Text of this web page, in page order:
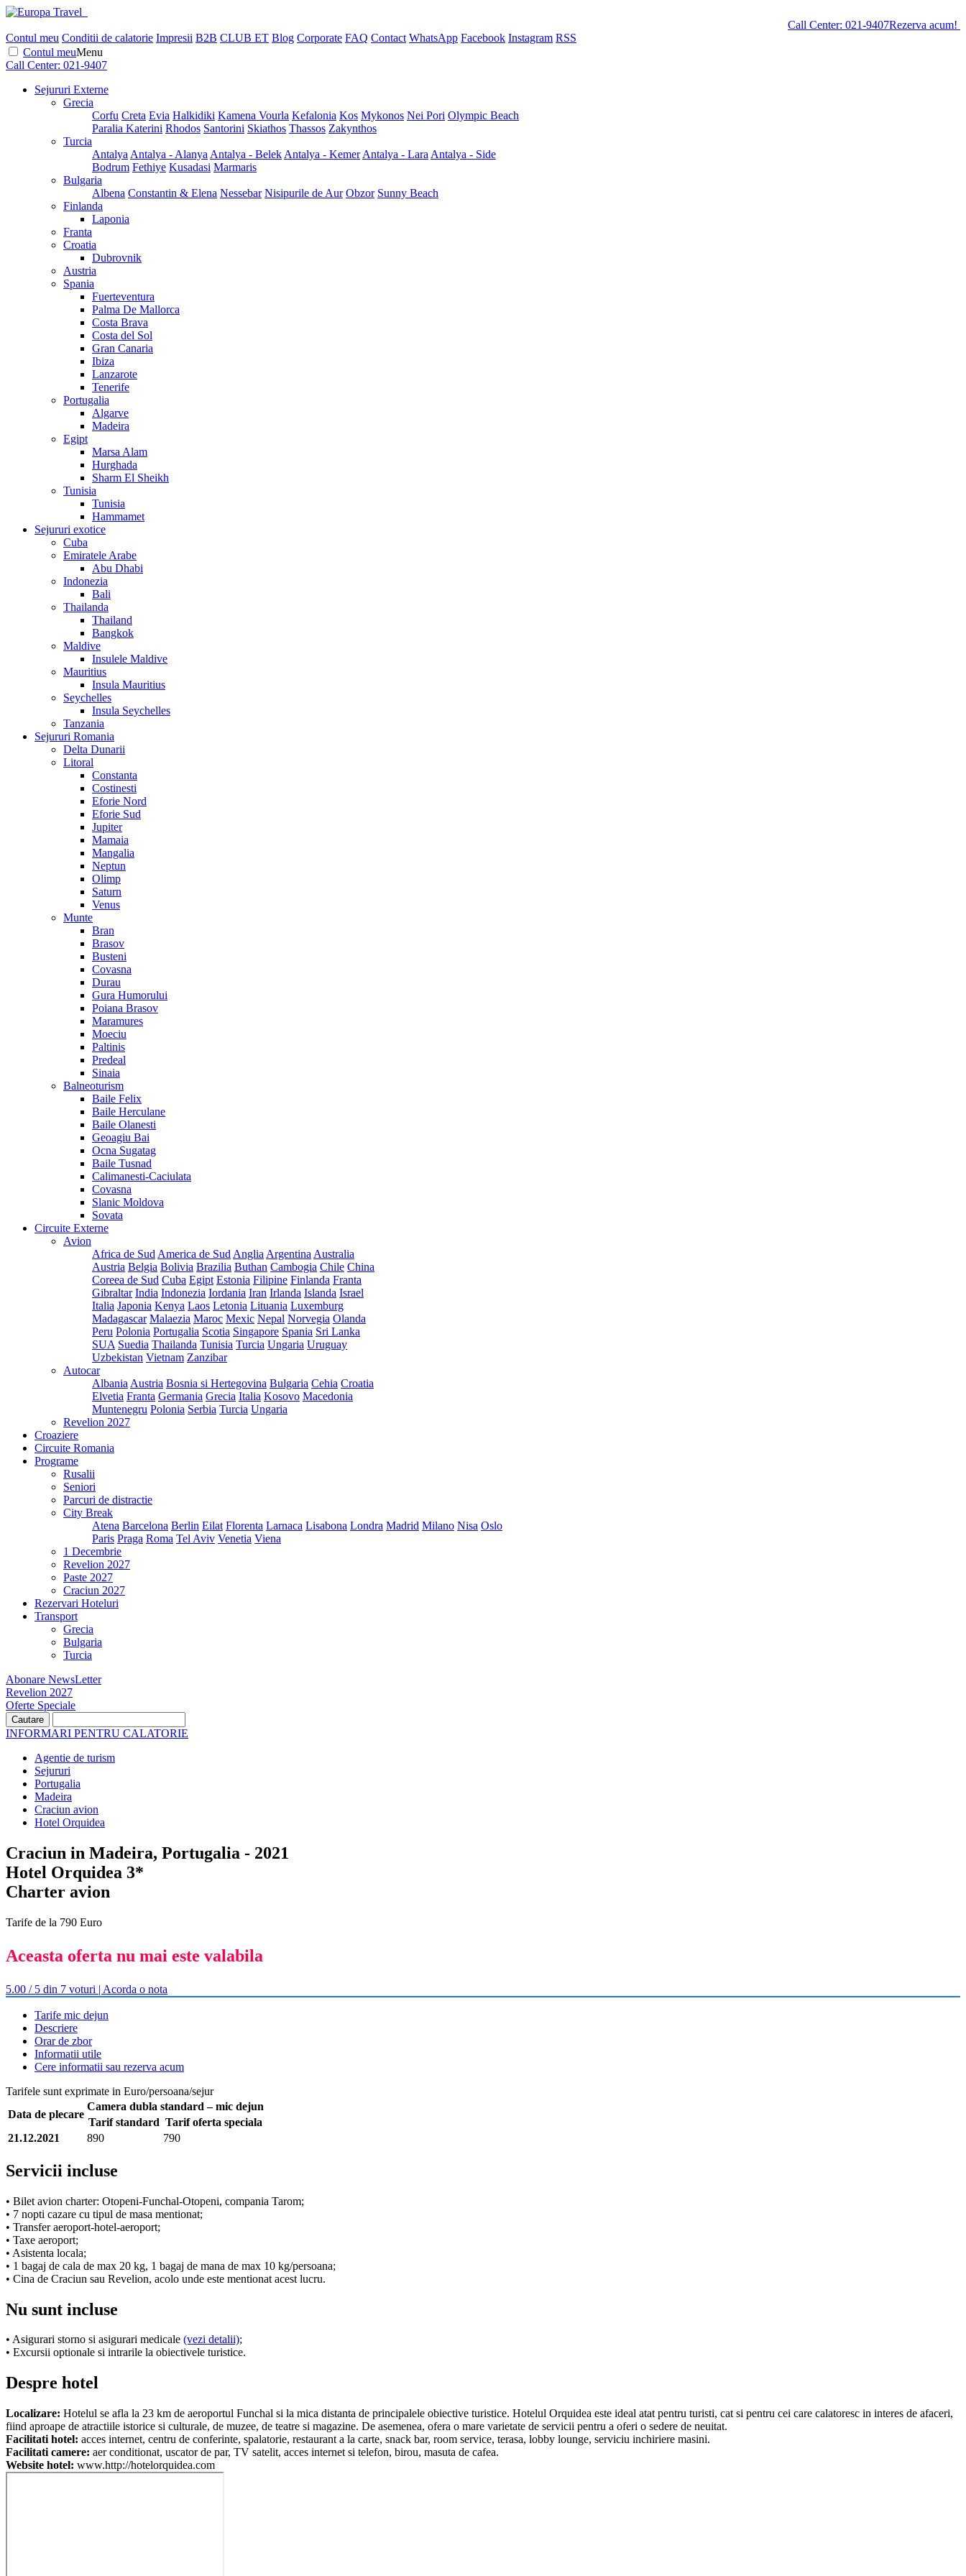
Call Center: 021-9407Rezerva acum!
Contul meu Conditii de calatorie Impresii B2B CLUB ET Blog Corporate FAQ Contact WhatsApp Facebook Instagram RSS
Contul meuMenu
Call Center: 021-9407
Sejururi Externe
Grecia
Corfu Creta Evia Halkidiki Kamena Vourla Kefalonia Kos Mykonos Nei Pori Olympic Beach
Paralia Katerini Rhodos Santorini Skiathos Thassos Zakynthos
Turcia
Antalya Antalya - Alanya Antalya - Belek Antalya - Kemer Antalya - Lara Antalya - Side
Bodrum Fethiye Kusadasi Marmaris
Bulgaria
Albena Constantin & Elena Nessebar Nisipurile de Aur Obzor Sunny Beach
Finlanda
Laponia
Franta
Croatia
Dubrovnik
Austria
Spania
Fuerteventura
Palma De Mallorca
Costa Brava
Costa del Sol
Gran Canaria
Ibiza
Lanzarote
Tenerife
Portugalia
Algarve
Madeira
Egipt
Marsa Alam
Hurghada
Sharm El Sheikh
Tunisia
Tunisia
Hammamet
Sejururi exotice
Cuba
Emiratele Arabe
Abu Dhabi
Indonezia
Bali
Thailanda
Thailand
Bangkok
Maldive
Insulele Maldive
Mauritius
Insula Mauritius
Seychelles
Insula Seychelles
Tanzania
Sejururi Romania
Delta Dunarii
Litoral
Constanta
Costinesti
Eforie Nord
Eforie Sud
Jupiter
Mamaia
Mangalia
Neptun
Olimp
Saturn
Venus
Munte
Bran
Brasov
Busteni
Covasna
Durau
Gura Humorului
Poiana Brasov
Maramures
Moeciu
Paltinis
Predeal
Sinaia
Balneoturism
Baile Felix
Baile Herculane
Baile Olanesti
Geoagiu Bai
Ocna Sugatag
Baile Tusnad
Calimanesti-Caciulata
Covasna
Slanic Moldova
Sovata
Circuite Externe
Avion
Africa de Sud America de Sud Anglia Argentina Australia
Austria Belgia Bolivia Brazilia Buthan Cambogia Chile China
Coreea de Sud Cuba Egipt Estonia Filipine Finlanda Franta
Gibraltar India Indonezia Iordania Iran Irlanda Islanda Israel
Italia Japonia Kenya Laos Letonia Lituania Luxemburg
Madagascar Malaezia Maroc Mexic Nepal Norvegia Olanda
Peru Polonia Portugalia Scotia Singapore Spania Sri Lanka
SUA Suedia Thailanda Tunisia Turcia Ungaria Uruguay
Uzbekistan Vietnam Zanzibar
Autocar
Albania Austria Bosnia si Hertegovina Bulgaria Cehia Croatia
Elvetia Franta Germania Grecia Italia Kosovo Macedonia
Muntenegru Polonia Serbia Turcia Ungaria
Revelion 2027
Croaziere
Circuite Romania
Programe
Rusalii
Seniori
Parcuri de distractie
City Break
Atena Barcelona Berlin Eilat Florenta Larnaca Lisabona Londra Madrid Milano Nisa Oslo
Paris Praga Roma Tel Aviv Venetia Viena
1 Decembrie
Revelion 2027
Paste 2027
Craciun 2027
Rezervari Hoteluri
Transport
Grecia
Bulgaria
Turcia
Abonare NewsLetter
Revelion 2027
Oferte Speciale
INFORMARI PENTRU CALATORIE
Agentie de turism
Sejururi
Portugalia
Madeira
Craciun avion
Hotel Orquidea
Craciun in Madeira, Portugalia - 2021
Hotel Orquidea 3*
Charter avion
Tarife de la 790 Euro
Aceasta oferta nu mai este valabila
5.00 / 5 din 7 voturi | Acorda o nota
Tarife mic dejun
Descriere
Orar de zbor
Informatii utile
Cere informatii sau rezerva acum
Tarifele sunt exprimate in Euro/persoana/sejur
Data de plecare
Camera dubla standard – mic dejun
Tarif standard Tarif oferta speciala
21.12.2021
890 790
Servicii incluse
• Bilet avion charter: Otopeni-Funchal-Otopeni, compania Tarom;
• 7 nopti cazare cu tipul de masa mentionat;
• Transfer aeroport-hotel-aeroport;
• Taxe aeroport;
• Asistenta locala;
• 1 bagaj de cala de max 20 kg, 1 bagaj de mana de max 10 kg/persoana;
• Cina de Craciun sau Revelion, acolo unde este mentionat acest lucru.
Nu sunt incluse
• Asigurari storno si asigurari medicale (vezi detalii);
• Excursii optionale si intrarile la obiectivele turistice.
Despre hotel
Localizare: Hotelul se afla la 23 km de aeroportul Funchal si la mica distanta de principalele obiective turistice. Hotelul Orquidea este ideal atat pentru turisti, cat si pentru cei care calatoresc in interes de afaceri,
fiind aproape de atractiile istorice si culturale, de muzee, de teatre si magazine. De asemenea, ofera o mare varietate de servicii pentru a oferi o sedere de neuitat.
Facilitati hotel: acces internet, centru de conferinte, spalatorie, restaurant a la carte, snack bar, room service, terasa, lobby lounge, serviciu inchiriere masini.
Facilitati camere: aer conditionat, uscator de par, TV satelit, acces internet si telefon, birou, masuta de cafea.
Website hotel: www.http://hotelorquidea.com